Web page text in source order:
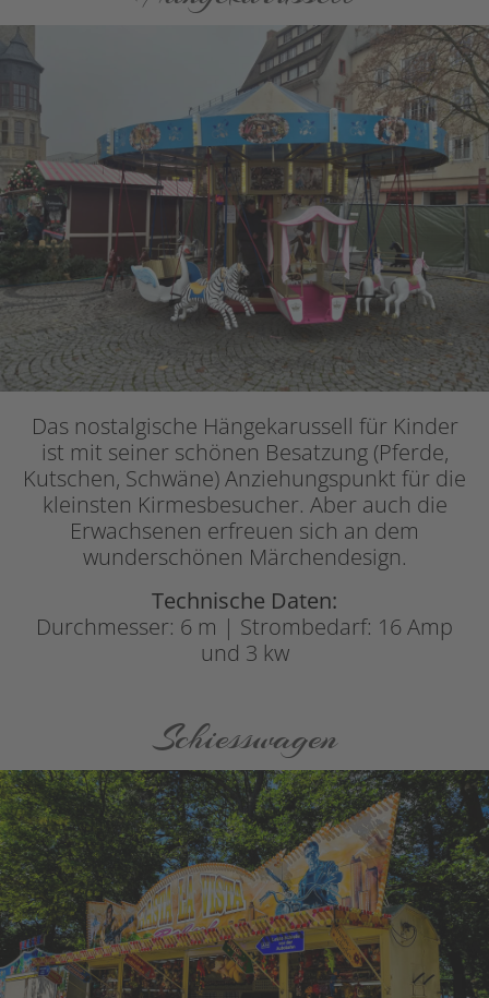
Das nostalgische Hängekarussell für Kinder
ist mit seiner schönen Besatzung (Pferde,
Kutschen, Schwäne) Anziehungspunkt für die
kleinsten Kirmesbesucher. Aber auch die
Erwachsenen erfreuen sich an dem
wunderschönen Märchendesign.
Technische Daten:
Durchmesser: 6 m | Strombedarf: 16 Amp
und 3 kw
Schiesswagen